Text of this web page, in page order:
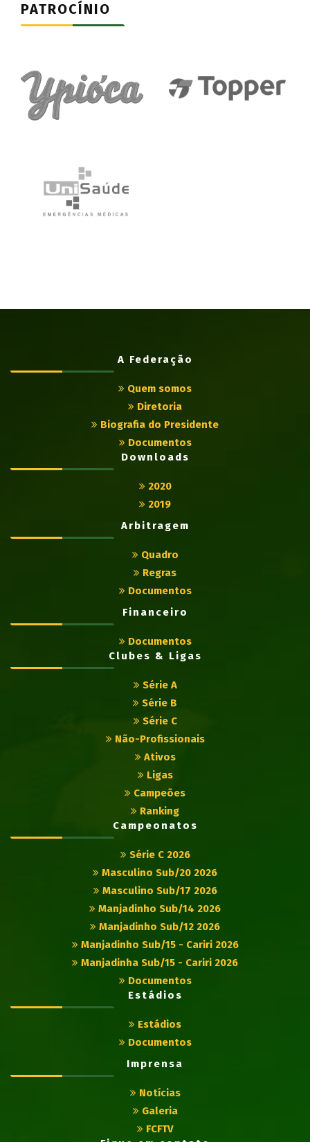
PATROCÍNIO
A Federação
Quem somos
Diretoria
Biografia do Presidente
Documentos
Downloads
2020
2019
Arbitragem
Quadro
Regras
Documentos
Financeiro
Documentos
Clubes & Ligas
Série A
Série B
Série C
Não-Profissionais
Ativos
Ligas
Campeões
Ranking
Campeonatos
Série C 2026
Masculino Sub/20 2026
Masculino Sub/17 2026
Manjadinho Sub/14 2026
Manjadinho Sub/12 2026
Manjadinho Sub/15 - Cariri 2026
Manjadinha Sub/15 - Cariri 2026
Documentos
Estádios
Estádios
Documentos
Imprensa
Notícias
Galeria
FCFTV